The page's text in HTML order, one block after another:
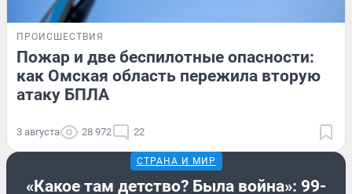
ПРОИСШЕСТВИЯ
Пожар и две беспилотные опасности:
как Омская область пережила вторую
атаку БПЛА
3 августа 28 972 22
СТРАНА И МИР
«Какое там детство? Была война»: 99-